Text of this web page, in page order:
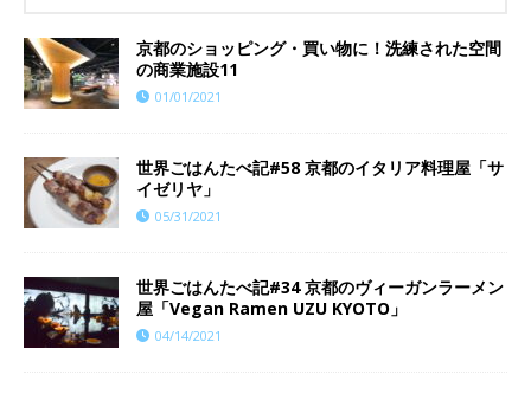
京都のショッピング・買い物に！洗練された空間
の商業施設11
01/01/2021
世界ごはんたべ記#58 京都のイタリア料理屋「サ
イゼリヤ」
05/31/2021
世界ごはんたべ記#34 京都のヴィーガンラーメン
屋「Vegan Ramen UZU KYOTO」
04/14/2021